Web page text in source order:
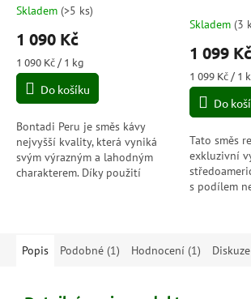
A
Průměrné
produktu
je
5,0
5
hvězdiček.
Skladem (>5 ks)
1 090 Kč
Měrná
cena:
1 090 Kč / 1 kg
Do košíku
Bontadi Peru je směs kávy
nejvyšší kvality, která vyniká
svým výrazným a lahodným
charakterem. Díky použití
Skladem (3
1 099 Kč
Měrná
cena:
1 099 Kč / 1
Do
Tato směs
exkluzivní
s podílem
Popis
Podobné (1) Hodnocení (1) Diskuze